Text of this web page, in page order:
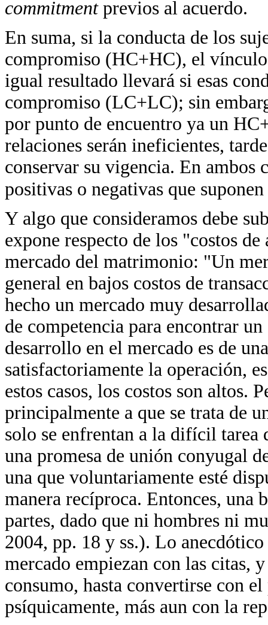
commitment previos al acuerdo.
En suma, si la conducta de los
compromiso (HC+HC), el
igual resultado llevará si esas
compromiso (LC+LC); sin
por punto de encuentro ya un
relaciones serán ineficientes,
conservar su vigencia. En ambos
positivas o negativas que suponen
Y algo que consideramos debe
expone respecto de los "costos
mercado del matrimonio: "Un
general en bajos costos de
hecho un mercado muy
de competencia para encontrar
desarrollo en el mercado es de
satisfactoriamente la operación,
estos casos, los costos son altos.
principalmente a que se trata de
solo se enfrentan a la difícil tarea
una promesa de unión conyugal
una que voluntariamente esté
manera recíproca. Entonces, una
partes, dado que ni hombres ni
2004, pp. 18 y ss.). Lo
mercado empiezan con las citas,
consumo, hasta convertirse con
psíquicamente, más aun con la